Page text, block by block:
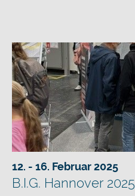
12. - 16. Februar 2025
B.I.G. Hannover 2025